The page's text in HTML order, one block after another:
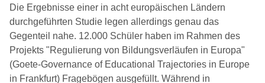
Die Ergebnisse einer in acht europäischen Ländern
durchgeführten Studie legen allerdings genau das
Gegenteil nahe. 12.000 Schüler haben im Rahmen des
Projekts "Regulierung von Bildungsverläufen in Europa"
(Goete-Governance of Educational Trajectories in Europe
in Frankfurt) Fragebögen ausgefüllt. Während in